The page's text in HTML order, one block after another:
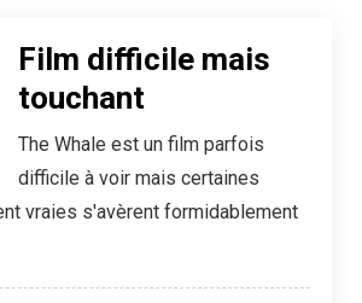
Film difficile mais
touchant
The Whale est un film parfois
difficile à voir mais certaines
vraies s'avèrent formidablement